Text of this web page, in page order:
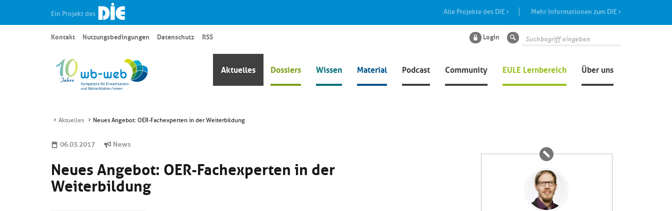
Ein Projekt des Alle Projekte des DIE Mehr Informationen zum DIE
Aktuelles Dossiers Wissen Material Podcast Community EULE Lernbereich Über uns
Kontakt Nutzungsbedingungen Datenschutz RSS Login Suche
Aktuelles Neues Angebot: OER-Fachexperten in der Weiterbildung
06.03.2017 News
Neues Angebot: OER-Fachexperten in der
Weiterbildung